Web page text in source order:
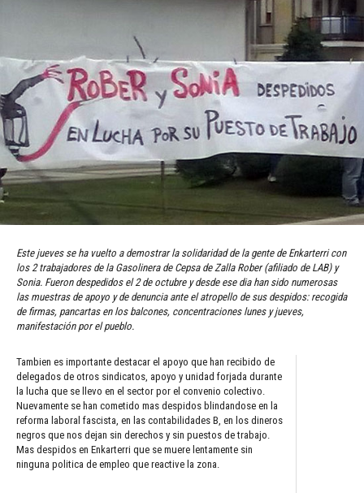
Este jueves se ha vuelto a demostrar la solidaridad de la gente de Enkarterri con
los 2 trabajadores de la Gasolinera de Cepsa de Zalla Rober (afiliado de LAB) y
Sonia. Fueron despedidos el 2 de octubre y desde ese dia han sido numerosas
las muestras de apoyo y de denuncia ante el atropello de sus despidos: recogida
de firmas, pancartas en los balcones, concentraciones lunes y jueves,
manifestación por el pueblo.
Tambien es importante destacar el apoyo que han recibido de
delegados de otros sindicatos, apoyo y unidad forjada durante
la lucha que se llevo en el sector por el convenio colectivo.
Nuevamente se han cometido mas despidos blindandose en la
reforma laboral fascista, en las contabilidades B, en los dineros
negros que nos dejan sin derechos y sin puestos de trabajo.
Mas despidos en Enkarterri que se muere lentamente sin
ninguna politica de empleo que reactive la zona.